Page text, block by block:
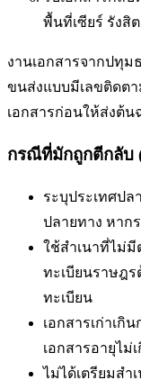
พื้นที่เซียร์ รังสิต
งานเอกสารจากปทุ
ขนส่งแบบมีเลขติดต
เอกสารก่อนให้ส่งต้น
กรณีที่มักถูกตีกลับ
ระบุประเทศปล
ปลายทาง หาก
ใช้สำเนาที่ไม่มี
ทะเบียนราษฎ
ทะเบียน
เอกสารเก่าเกิ
เอกสารอายุไม่
ไม่ได้เตรียมสำ